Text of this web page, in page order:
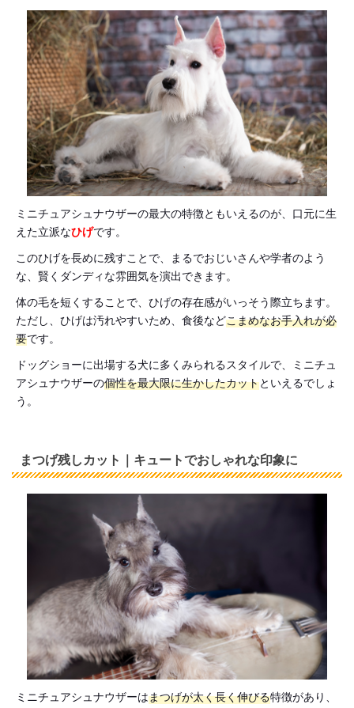
ミニチュアシュナウザーの最大の特徴ともいえるのが、口元に生
えた立派なひげです。
このひげを長めに残すことで、まるでおじいさんや学者のよう
な、賢くダンディな雰囲気を演出できます。
体の毛を短くすることで、ひげの存在感がいっそう際立ちます。
ただし、ひげは汚れやすいため、食後などこまめなお手入れが必
要です。
ドッグショーに出場する犬に多くみられるスタイルで、ミニチュ
アシュナウザーの個性を最大限に生かしたカットといえるでしょ
う。
まつげ残しカット｜キュートでおしゃれな印象に
ミニチュアシュナウザーはまつげが太く長く伸びる特徴があり、